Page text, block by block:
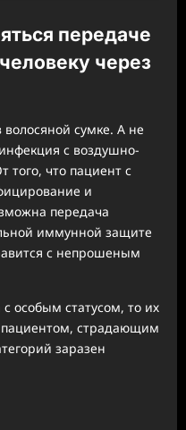
передаче
через
сумке. А не
с воздушно-
того, что пациент с
и
передача
иммунной защите
с непрошеным
особым статусом, то их
пациентом, страдающим
заразен